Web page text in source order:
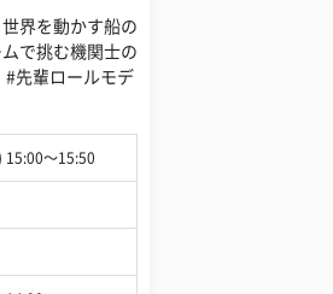
世界を動かす船の
で挑む機関士の
#先輩ロールモデ
15:00〜15:50